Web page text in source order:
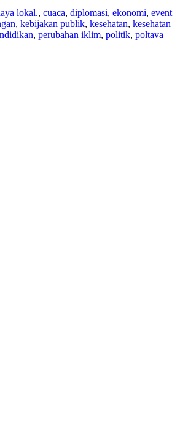
lokal., cuaca, diplomasi, ekonomi, event
, kebijakan publik, kesehatan, kesehatan
, perubahan iklim, politik, poltava